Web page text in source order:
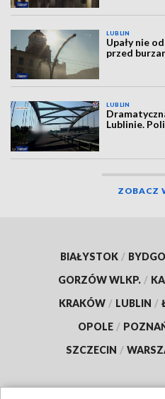
LUBLIN
Upały nie
przed
LUBLIN
Lublinie.
ZOBACZ
BIAŁYSTOK /
GORZÓW WLKP. /
KRAKÓW / LUBLIN /
OPOLE /
SZCZECIN /